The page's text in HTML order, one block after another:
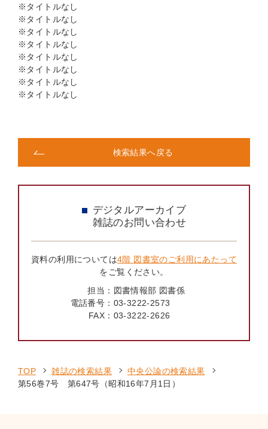
※タイトルなし
※タイトルなし
※タイトルなし
※タイトルなし
※タイトルなし
※タイトルなし
※タイトルなし
※タイトルなし
検索結果へ戻る
デジタルアーカイブ
雑誌のお問い合わせ
資料の利用については4階 図書室のご利用にあたって
をご覧ください。
担当： 図書情報部 図書係
電話番号： 03-3222-2573
FAX： 03-3222-2626
TOP 雑誌の検索結果
中央公論の検索結果
第56巻7号 第647号（昭和16年7月1日）